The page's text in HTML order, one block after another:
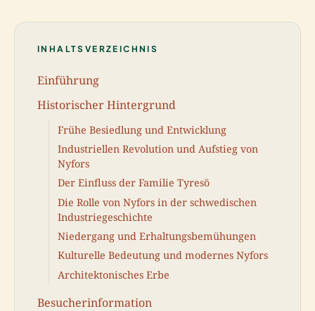
INHALTSVERZEICHNIS
Einführung
Historischer Hintergrund
Frühe Besiedlung und Entwicklung
Industriellen Revolution und Aufstieg von
Nyfors
Der Einfluss der Familie Tyresö
Die Rolle von Nyfors in der schwedischen
Industriegeschichte
Niedergang und Erhaltungsbemühungen
Kulturelle Bedeutung und modernes Nyfors
Architektonisches Erbe
Besucherinformation